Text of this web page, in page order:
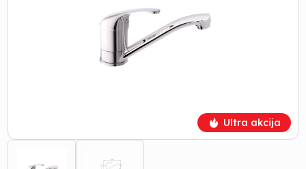
Ultra akcija